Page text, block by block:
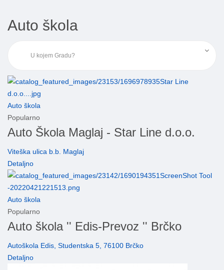
Auto škola
Auto škola
Popularno
Auto Škola Maglaj - Star Line d.o.o.
Viteška ulica b.b. Maglaj
Detaljno
Auto škola
Popularno
Auto škola '' Edis-Prevoz '' Brčko
Autoškola Edis, Studentska 5, 76100 Brčko
Detaljno